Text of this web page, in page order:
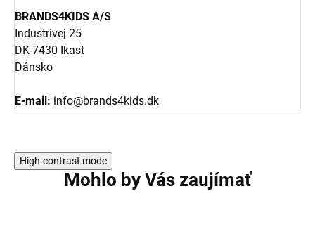
BRANDS4KIDS A/S
Industrivej 25
DK-7430 Ikast
Dánsko
E-mail: info@brands4kids.dk
High-contrast mode
Mohlo by Vás zaujímať